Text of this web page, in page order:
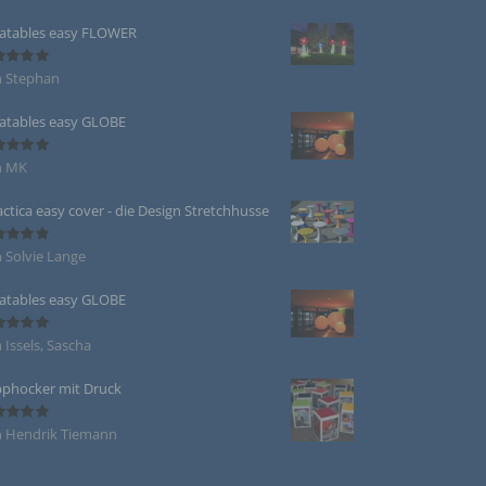
easy FLOWER
von 5
Stephan
easy GLOBE
MK
easy cover - die Design Stretchhusse
Solvie Lange
easy GLOBE
Sascha
mit Druck
Hendrik Tiemann